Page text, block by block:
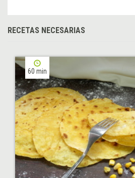
RECETAS NECESARIAS
60 min